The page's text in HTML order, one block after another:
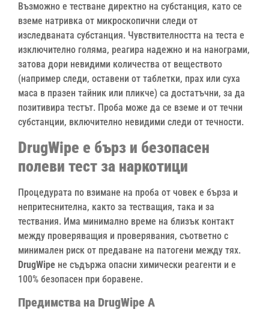
Възможно е тестване директно на субстанция, като се
вземе натривка от микроскопични следи от
изследваната субстанция. Чувствителността на теста е
изключително голяма, реагира надежно и на нанограми,
затова дори невидими количества от веществото
(например следи, оставени от таблетки, прах или суха
маса в празен тайник или пликче) са достатъчни, за да
позитивира тестът. Проба може да се вземе и от течни
субстанции, включително невидими следи от течности.
DrugWipe е бърз и безопасен
полеви тест за наркотици
Процедурата по взимане на проба от човек е бърза и
непритеснителна, както за тестващия, така и за
тествания. Има минимално време на близък контакт
между проверяващия и проверявания, съответно с
минимален риск от предаване на патогени между тях.
DrugWipe не съдържа опасни химически реагенти и е
100% безопасен при боравене.
Предимства на DrugWipe A